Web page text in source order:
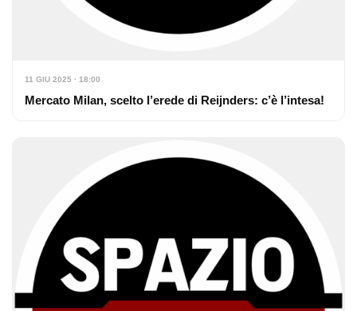
11 GIU 2025 · 18:00
Mercato Milan, scelto l’erede di Reijnders: c’è l’intesa!